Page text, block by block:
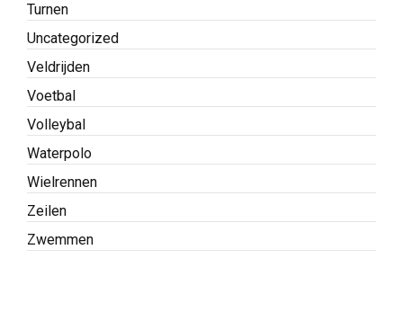
Turnen
Uncategorized
Veldrijden
Voetbal
Volleybal
Waterpolo
Wielrennen
Zeilen
Zwemmen